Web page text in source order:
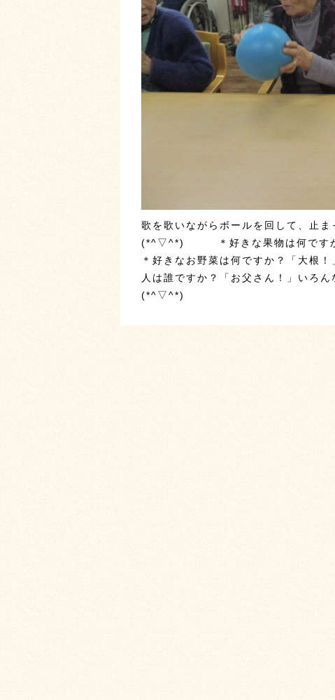
歌を歌いながらボールを回して、止
(*^▽^*) ＊好きな果物は何ですか
＊好きなお野菜は何ですか？「大根
人は誰ですか？「お父さん！」いろ
(*^▽^*)